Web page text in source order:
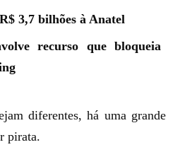
3,7 bilhões à Anatel
recurso que bloqueia
diferentes, há uma grande
pirata.